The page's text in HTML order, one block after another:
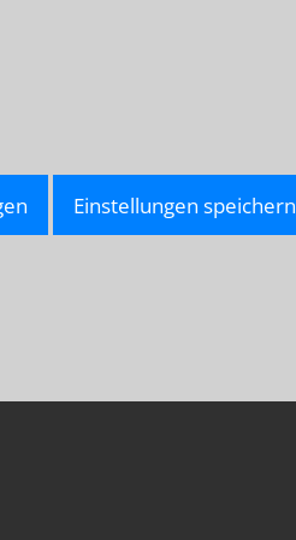
Einstellungen speichern